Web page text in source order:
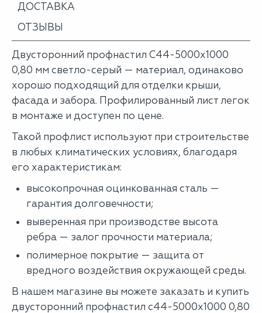
ДОСТАВКА
ОТЗЫВЫ
Двусторонний профнастил С44-5000х1000
0,80 мм светло-серый — материал, одинаково
хорошо подходящий для отделки крыши,
фасада и забора. Профилированный лист легок
в монтаже и доступен по цене.
Такой профлист используют при строительстве
в любых климатических условиях, благодаря
его характеристикам:
высокопрочная оцинкованная сталь —
гарантия долговечности;
выверенная при производстве высота
ребра — залог прочности материала;
полимерное покрытие — защита от
вредного воздействия окружающей среды.
В нашем магазине вы можете заказать и купить
двусторонний профнастил с44-5000х1000 0,80